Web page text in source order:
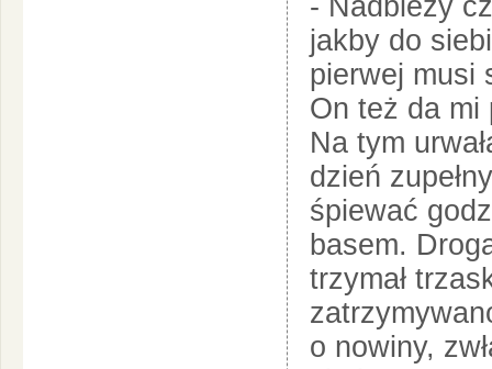
- Nadbieży
jakby do
pierwej musi
On też da mi
Na tym
dzień
śpiewać
basem.
trzymał
o nowiny,